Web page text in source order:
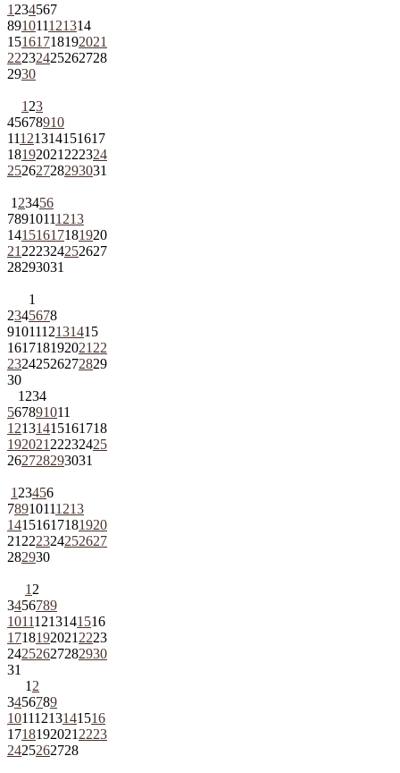
1 234567
891011121314
15161718192021
22232425262728
2930
1 23
45678910
11121314151617
18192021 222324
25262728293031
1 23456
78910111213
14151617181920
21 222324252627
28293031
1
2345678
9101112131415
161718192021 22
23242526272829
30
1 234
567891011
12131415161718
192021 22232425
262728293031
1 23456
78910111213
14151617181920
21 222324252627
282930
1 2
3456789
10111213141516
1718192021 2223
24252627282930
31
1 2
3456789
10111213141516
1718192021 2223
2425262728